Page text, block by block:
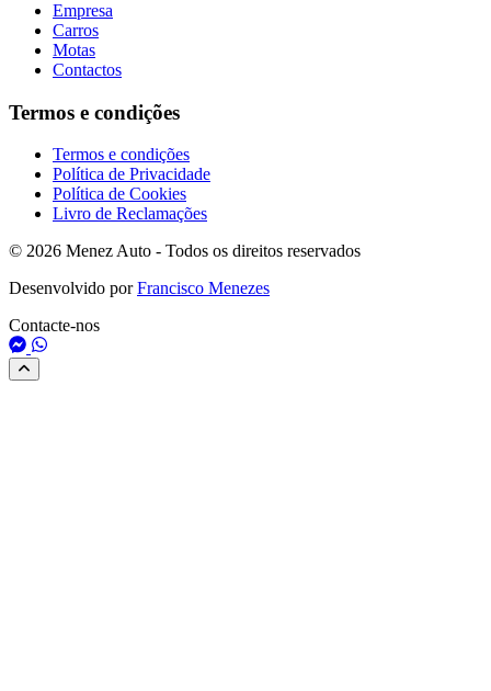
Empresa
Carros
Motas
Contactos
Termos e condições
Termos e condições
Política de Privacidade
Política de Cookies
Livro de Reclamações
© 2026 Menez Auto - Todos os direitos reservados
Desenvolvido porFrancisco Menezes
Contacte-nos